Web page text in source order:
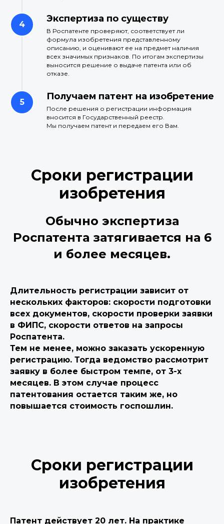
Экспертиза по существу
В Роспатенте проверяют, соответствует ли
формула изобретения представленному
описанию, и оценивают ее на предмет наличия
всех значимых признаков. По итогам экспертизы
выносится решение о выдаче патента или об
отказе.
Получаем патент на изобретение
После решения о регистрации информация
вносится в Государственный реестр.
Мы получаем патент и передаем его Вам.
Сроки регистрации
изобретения
Обычно экспертиза
Роспатента затягивается на 6
и более месяцев.
Длительность регистрации зависит от
нескольких факторов: скорости подготовки
всех документов, скорости проверки заявки
в ФИПС, скорости ответов на запросы
Роспатента.
Тем не менее, можно заказать ускоренную
регистрацию. Тогда ведомство рассмотрит
заявку в более быстром темпе, от 3-х
месяцев. В этом случае процесс
патентования остается таким же, но
повышается стоимость госпошлин.
Сроки регистрации
изобретения
Патент действует 20 лет. На практике